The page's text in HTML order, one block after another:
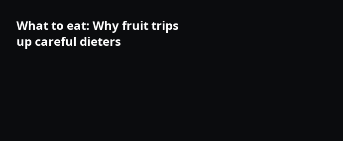
What to eat: Why fruit trips
up careful dieters